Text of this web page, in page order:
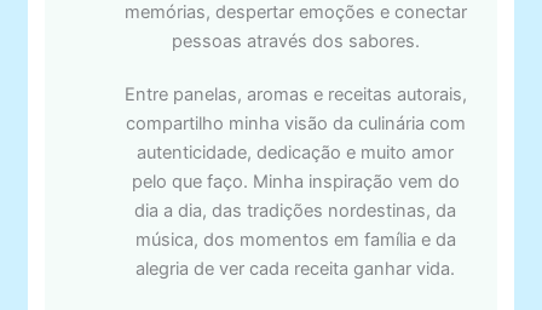
memórias, despertar emoções e conectar
pessoas através dos sabores.
Entre panelas, aromas e receitas autorais,
compartilho minha visão da culinária com
autenticidade, dedicação e muito amor
pelo que faço. Minha inspiração vem do
dia a dia, das tradições nordestinas, da
música, dos momentos em família e da
alegria de ver cada receita ganhar vida.